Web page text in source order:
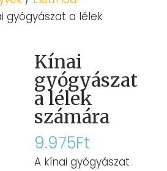
gyógyászat a lélek
Kínai
gyógyászat
a lélek
számára
9.975Ft
A kínai gyógyászat